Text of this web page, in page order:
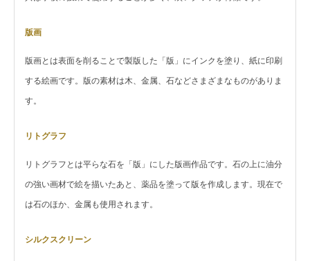
版画
版画とは表面を削ることで製版した「版」にインクを塗り、紙に印刷
する絵画です。版の素材は木、金属、石などさまざまなものがありま
す。
リトグラフ
リトグラフとは平らな石を「版」にした版画作品です。石の上に油分
の強い画材で絵を描いたあと、薬品を塗って版を作成します。現在で
は石のほか、金属も使用されます。
シルクスクリーン